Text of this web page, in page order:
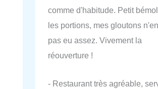
comme d'habitude. Petit
les portions, mes gloutons
pas eu assez. Vivement la
réouverture !
- Restaurant très agréable,